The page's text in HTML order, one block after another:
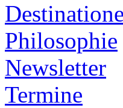
Philosophie
Newsletter
Termine